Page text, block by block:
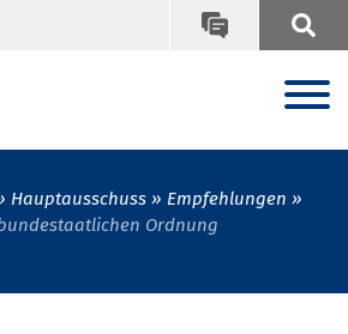
Hauptausschuss
Empfehlungen
Ordnung